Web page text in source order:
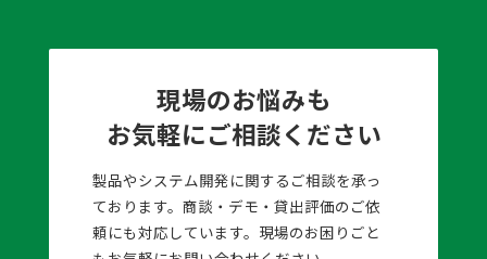
現場のお悩みも
お気軽にご相談ください
製品やシステム開発に関するご相談を承っ
ております。商談・デモ・貸出評価のご依
頼にも対応しています。現場のお困りごと